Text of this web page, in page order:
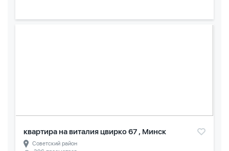
квартира на виталия цвирко 67 , Минск
Советский район